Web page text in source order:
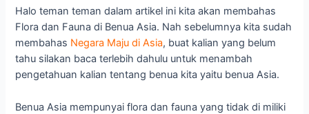
Halo teman teman dalam artikel ini kita akan membahas
Flora dan Fauna di Benua Asia. Nah sebelumnya kita sudah
membahas Negara Maju di Asia, buat kalian yang belum
tahu silakan baca terlebih dahulu untuk menambah
pengetahuan kalian tentang benua kita yaitu benua Asia.
Benua Asia mempunyai flora dan fauna yang tidak di miliki